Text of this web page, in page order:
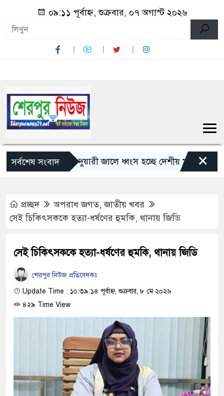
০৯:১১ পূর্বাহ্ন, শুক্রবার, ০৭ অগাস্ট ২০২৬
সর্বশেষ সংবাদ
চায়না দুয়ারী জালে ধ্বংস হচ্ছে দেশীয় মাছ ×
প্রচ্ছদ অপরাধ জগত,জাতীয় খবর
সেই চিকিৎসককে হত্যা-ধর্ষণের হুমকি, থানায় জিডি
সেই চিকিৎসককে হত্যা-ধর্ষণের হুমকি, থানায় জিডি
শেরপুর নিউজ প্রতিবেদকঃ
Update Time : ১০:৩৯:১৪ পূর্বাহ্ন, শুক্রবার, ৮ মে ২০২৬
৪২৯ Time View